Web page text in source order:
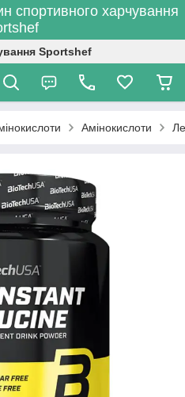
спортивного харчування
Sportshef
Амінокислоти